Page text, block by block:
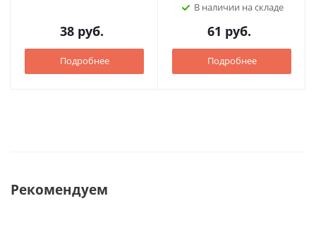
38 руб.
Подробнее
В наличии на складе
61 руб.
Подробнее
Рекомендуем